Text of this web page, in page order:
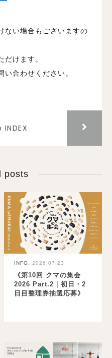
ない場合もございますの
けます。
い合わせください。
posts
INFO. 2026.07.23
《第10回 クマの集会
2026 Part.2｜初日・2
日目整理券抽選応募》